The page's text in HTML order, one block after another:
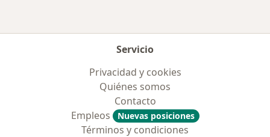
Servicio
Privacidad y cookies
Quiénes somos
Contacto
Empleos
Nuevas posiciones
Términos y condiciones